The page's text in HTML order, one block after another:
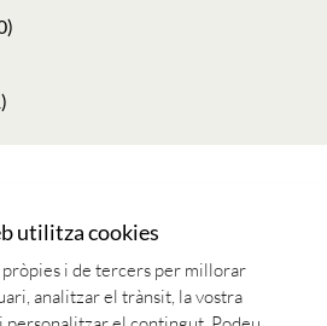
utilitza cookies
i de tercers per millorar
analitzar el trànsit, la vostra